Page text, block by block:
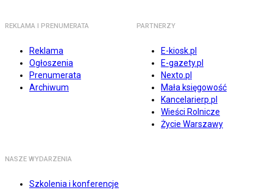
REKLAMA I PRENUMERATA
Reklama
Ogłoszenia
Prenumerata
Archiwum
PARTNERZY
E-kiosk.pl
E-gazety.pl
Nexto.pl
Mała księgowość
Kancelarierp.pl
Wieści Rolnicze
Życie Warszawy
NASZE WYDARZENIA
Szkolenia i konferencje